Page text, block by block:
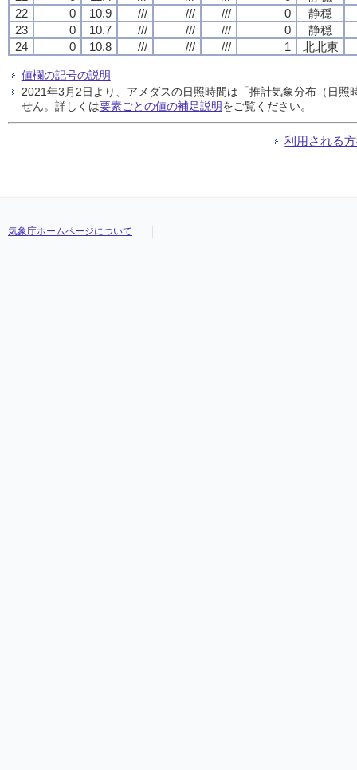
22
0 10.9 /// /// /// 0
静穏
23
0 10.7 /// /// /// 0
静穏
24
0 10.8 /// /// /// 1 北北東
値欄の記号の説明
2021年3月2日より、アメダスの日照時間は「推計気象分布（日
せん。詳しくは要素ごとの値の補足説明をご覧ください。
利用される
気象庁ホームページについて